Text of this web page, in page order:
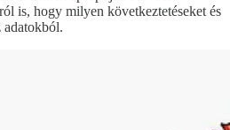
is, hogy milyen következtetéseket és
adatokból.